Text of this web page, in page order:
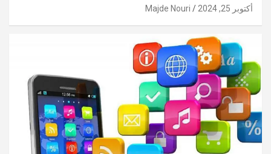
أكتوبر 25, 2024 Majde Nouri